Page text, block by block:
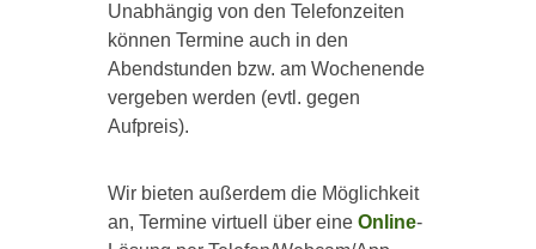
Unabhängig von den Telefonzeiten
können Termine auch in den
Abendstunden bzw. am Wochenende
vergeben werden (evtl. gegen
Aufpreis).
Wir bieten außerdem die Möglichkeit
an, Termine virtuell über eine Online-